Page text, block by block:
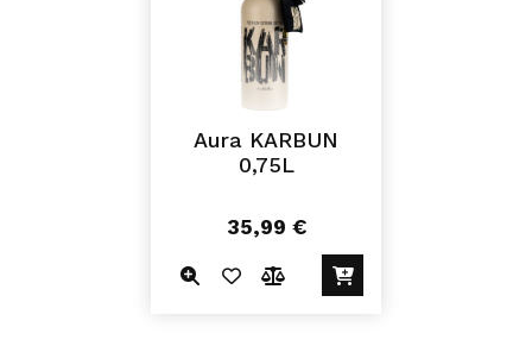
Aura KARBUN
0,75L
35,99 €